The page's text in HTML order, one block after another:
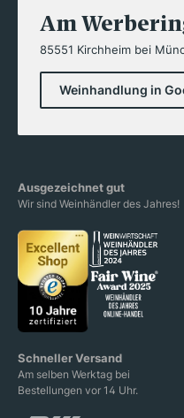
Am
85551 Kirchheim bei
Weinhandlung in
Ausgezeichnet gut
Wir sind Weinhändler des Jahres!
Schneller Versand
Am selben Werktag bei
Bestellungen vor 14 Uhr.